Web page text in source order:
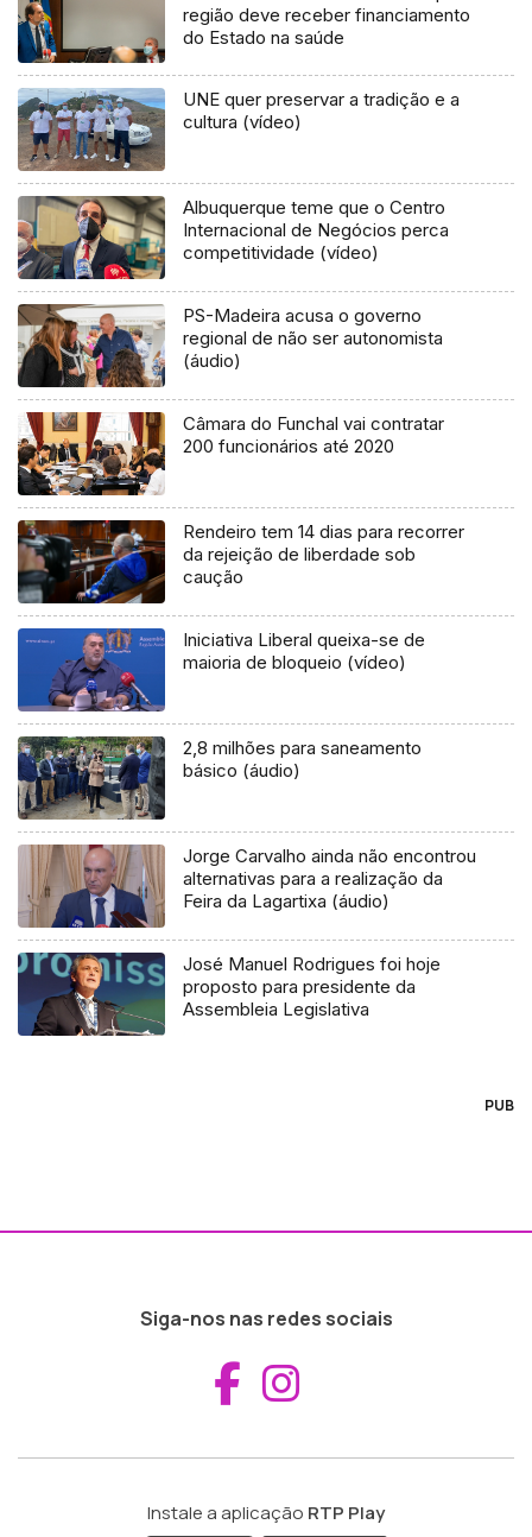
região deve receber financiamento
do Estado na saúde
UNE quer preservar a tradição e a
cultura (vídeo)
Albuquerque teme que o Centro
Internacional de Negócios perca
competitividade (vídeo)
PS-Madeira acusa o governo
regional de não ser autonomista
(áudio)
Câmara do Funchal vai contratar
200 funcionários até 2020
Rendeiro tem 14 dias para recorrer
da rejeição de liberdade sob
caução
Iniciativa Liberal queixa-se de
maioria de bloqueio (vídeo)
2,8 milhões para saneamento
básico (áudio)
Jorge Carvalho ainda não encontrou
alternativas para a realização da
Feira da Lagartixa (áudio)
José Manuel Rodrigues foi hoje
proposto para presidente da
Assembleia Legislativa
PUB
Siga-nos nas redes sociais
Aceder ao
Instale a aplicação RTP Play